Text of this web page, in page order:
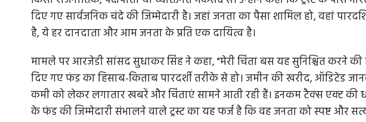
दिए गए सार्वजनिक चंदे की जिम्मेदारी है। जहां जनता का पैसा शामिल हो, वहां
है, ये हर दानदाता और आम जनता के प्रति एक दायित्व है।
मामले पर आरजेडी सांसद सुधाकर सिंह ने कहा, "मेरी चिंता बस यह सुनिश्चित करने
दिए गए फंड का हिसाब-किताब पारदर्शी तरीके से हो। जमीन की खरीद, ऑडिटेड
कमी को लेकर लगातार खबरें और चिंताएं सामने आती रही हैं। इनकम टैक्स एक्ट की
के फंड की जिम्मेदारी संभालने वाले ट्रस्ट का यह फर्ज है कि वह जनता को स्पष्ट और